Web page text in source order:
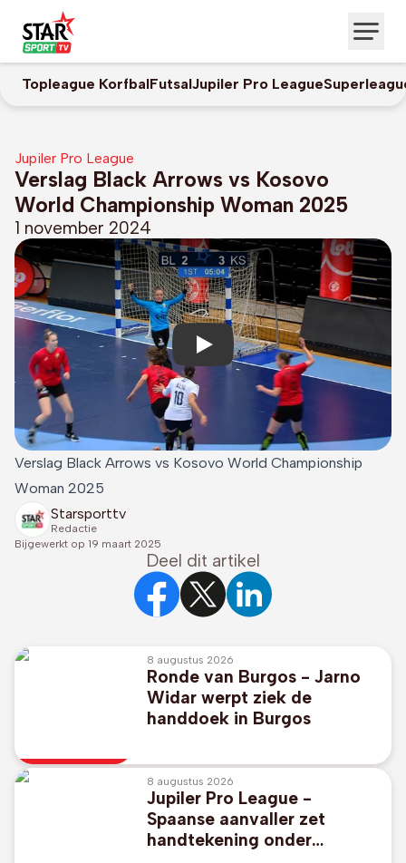
Topleague KorfbalFutsalJupiler Pro League
Jupiler Pro League
Verslag Black Arrows vs Kosovo
World Championship Woman 2025
1 november 2024
Play
Verslag Black Arrows vs Kosovo World Championship
Woman 2025
Starsporttv
Redactie
Bijgewerkt op 19 maart 2025
Deel dit artikel
8 augustus 2026
Ronde van Burgos - Jarno
Widar werpt ziek de
handdoek in Burgos
8 augustus 2026
Jupiler Pro League -
Spaanse aanvaller zet
handtekening onder